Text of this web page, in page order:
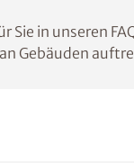
Sie in unseren
Gebäuden